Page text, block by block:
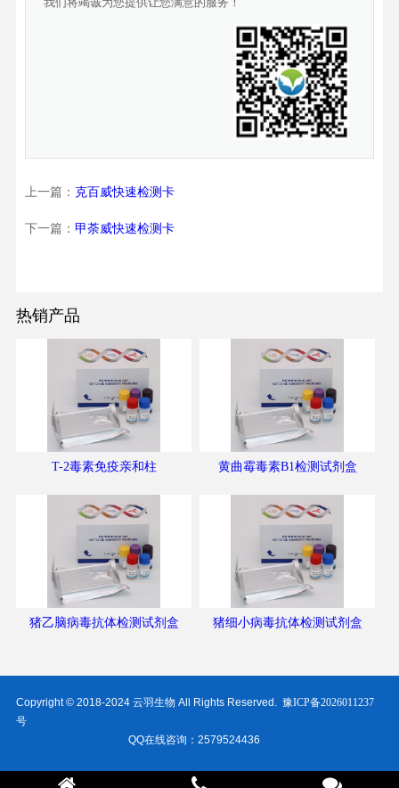
上一篇： 克百威快速检测卡
下一篇： 甲荼威快速检测卡
热销产品
T-2毒素免疫亲和柱 黄曲霉毒素B1检测试剂盒
猪乙脑病毒抗体检测试剂盒 猪细小病毒抗体检测试剂盒
Copyright © 2018-2024 云羽生物 All Rights Reserved. 豫ICP备2026011237
号
QQ在线咨询：2579524436
电话：18317267598